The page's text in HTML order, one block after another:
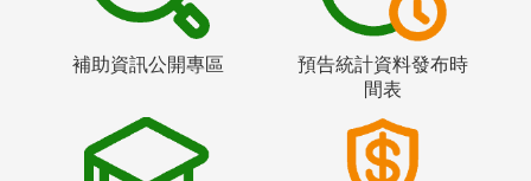
補助資訊公開專區
預告統計資料發布時
間表